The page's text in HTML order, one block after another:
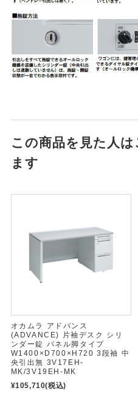
この商品を見た人
ます
オカムラ アドバンス
(ADVANCE) 片袖デスク シリ
ンダー錠 パネル脚タイプ
W1400×D700×H720 3段袖 中
央引出無 3V17EH-
MK/3V19EH-MK
¥105,710(税込)